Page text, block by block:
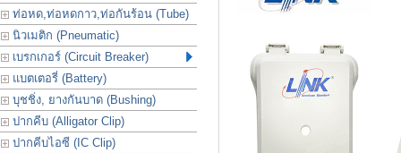
ท่อหด,ท่อหดกาว,ท่อกันร้อน (Tube)
นิวเมติก (Pneumatic)
เบรกเกอร์ (Circuit Breaker)
แบตเตอรี่ (Battery)
บุชชิ่ง, ยางกันบาด (Bushing)
ปากคีบ (Alligator Clip)
ปากคีบไอซี (IC Clip)